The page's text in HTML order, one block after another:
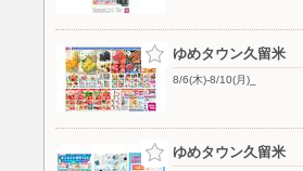
ゆめタウン久留米
8/6(木)-8/10(月)_
ゆめタウン久留米